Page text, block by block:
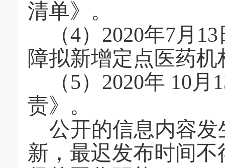
清单》 。
（4） 2020年7月
障拟新增定点医药机
（5） 2020年 10月
责》 。
公开的信息内容
新，最迟发布时间不